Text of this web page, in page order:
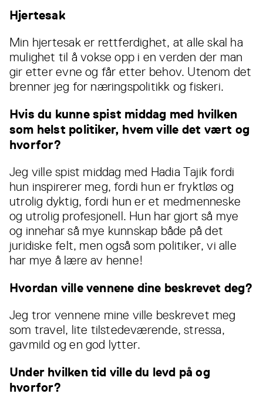
Hjertesak
Min hjertesak er rettferdighet, at alle skal ha
mulighet til å vokse opp i en verden der man
gir etter evne og får etter behov. Utenom det
brenner jeg for næringspolitikk og fiskeri.
Hvis du kunne spist middag med hvilken
som helst politiker, hvem ville det vært og
hvorfor?
Jeg ville spist middag med Hadia Tajik fordi
hun inspirerer meg, fordi hun er fryktløs og
utrolig dyktig, fordi hun er et medmenneske
og utrolig profesjonell. Hun har gjort så mye
og innehar så mye kunnskap både på det
juridiske felt, men også som politiker, vi alle
har mye å lære av henne!
Hvordan ville vennene dine beskrevet deg?
Jeg tror vennene mine ville beskrevet meg
som travel, lite tilstedeværende, stressa,
gavmild og en god lytter.
Under hvilken tid ville du levd på og
hvorfor?